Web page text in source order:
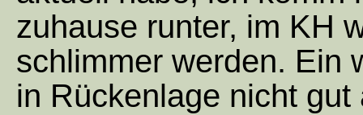
zuhause runter, im KH
schlimmer werden. Ein
in Rückenlage nicht gut